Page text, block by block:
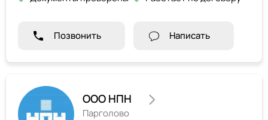
Позвонить Написать
ООО НПН
Парголово